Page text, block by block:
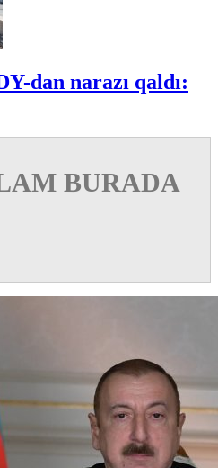
dan narazı qaldı:
BURADA